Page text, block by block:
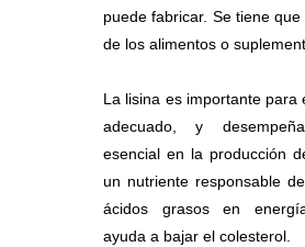
puede fabricar. Se tiene
de los alimentos o
La lisina es importante para
adecuado, y
esencial en la producción
un nutriente responsable
ácidos grasos en
ayuda a bajar el colesterol.